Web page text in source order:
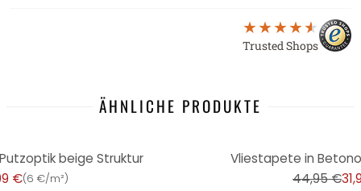
Trusted Shops
ÄHNLICHE PRODUKTE
beige Struktur
€(6 €/m²)
Vliestapete in
44,95 €